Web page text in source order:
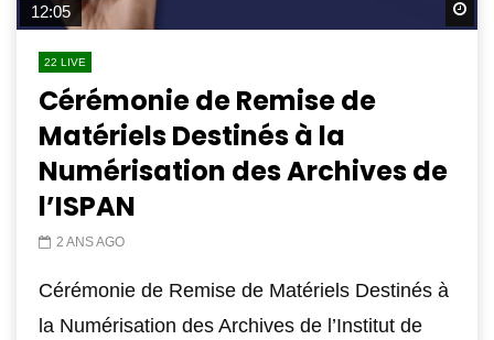
12:05
22 LIVE
Cérémonie de Remise de
Matériels Destinés à la
Numérisation des Archives de
l’ISPAN
2 ANS AGO
Cérémonie de Remise de Matériels Destinés à
la Numérisation des Archives de l’Institut de